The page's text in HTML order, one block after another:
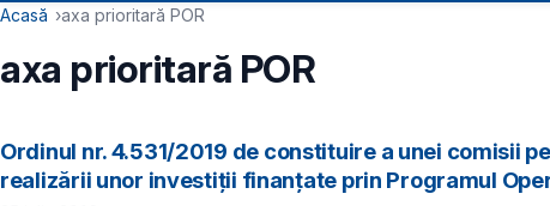
Cale de navigare
Acasă axa prioritară POR
axa prioritară POR
Ordinul nr. 4.531/2019 de constituire a unei comisii
realizării unor investiții finanțate prin Programul